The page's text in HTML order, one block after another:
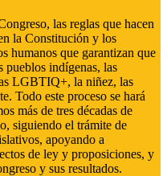
las reglas que hacen
la Constitución y los
humanos que garantizan que
pueblos indígenas, las
LGBTIQ+, la niñez, las
Todo este proceso se hará
más de tres décadas de
siguiendo el trámite de
apoyando a
de ley y proposiciones, y
y sus resultados.